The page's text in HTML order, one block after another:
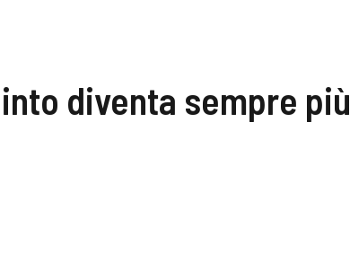
diventa sempre più